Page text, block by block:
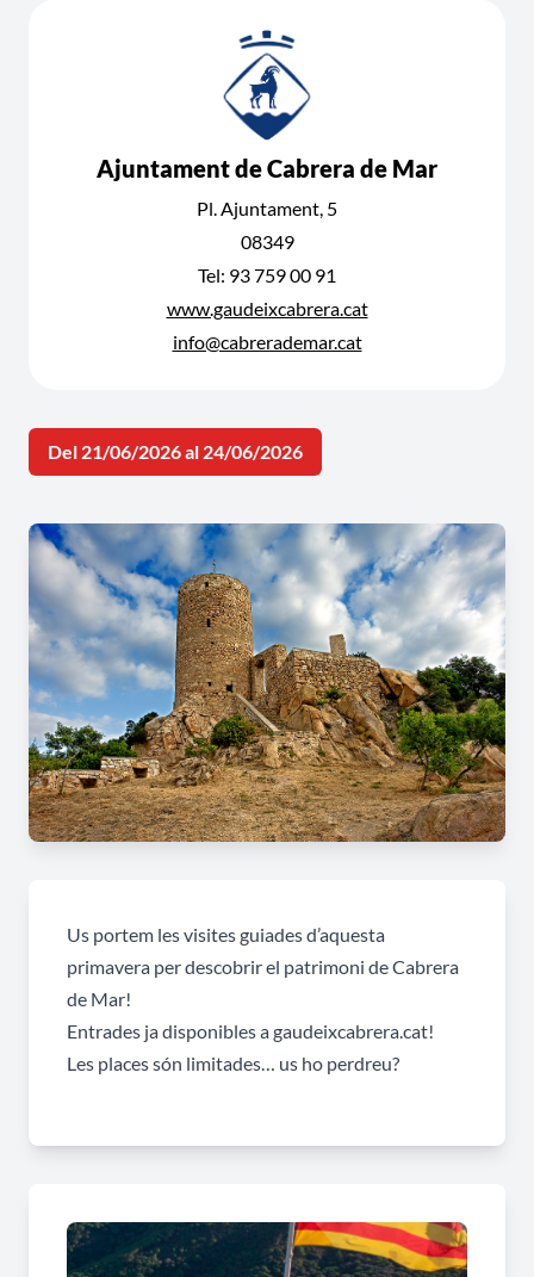
Ajuntament de Cabrera de Mar
Pl. Ajuntament, 5
08349
Tel: 93 759 00 91
www.gaudeixcabrera.cat
info@cabrerademar.cat
Del 21/06/2026 al 24/06/2026
Us portem les visites guiades d’aquesta
primavera per descobrir el patrimoni de Cabrera
de Mar!
Entrades ja disponibles a gaudeixcabrera.cat!
Les places són limitades… us ho perdreu?